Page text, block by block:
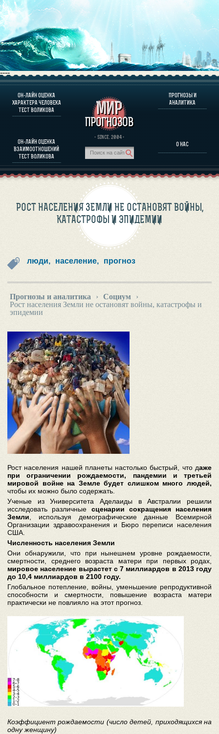
----
ОН-ЛАЙН ОЦЕНКА
ХАРАКТЕРА ЧЕЛОВЕКА
ТЕСТ ВОЛИКОВА
ОН-ЛАЙН ОЦЕНКА
ВЗАИМООТНОШЕНИЙ
ТЕСТ ВОЛИКОВА
· SINCE. 2004 ·
ПРОГНОЗЫ И
АНАЛИТИКА
О НАС
О ПРОГРАММЕ
ОЦЕНКА ХАРАКТЕРA ЧЕЛОВЕКА
ОЦЕНКА ХАРАКТЕРА ВЫДАЮЩИХСЯ ЛИЧНОСТЕЙ
О ПРОГРАММЕ
ПРОГНОЗЫ И АНАЛИТИКА
РОСТ НАСЕЛЕНИЯ ЗЕМЛИ НЕ ОСТАНОВЯТ ВОЙНЫ,
КАТАСТРОФЫ И ЭПИДЕМИИ
люди, население, прогноз
Прогнозы и аналитика › Социум
›
Рост населения Земли не остановят войны, катастрофы и
эпидемии
Рост населения нашей планеты настолько быстрый, что даже
при ограничении рождаемости, пандемии и третьей
мировой войне на Земле будет слишком много людей,
чтобы их можно было содержать.
Ученые из Университета Аделаиды в Австралии решили
исследовать различные сценарии сокращения населения
Земли , используя демографические данные Всемирной
Организации здравоохранения и Бюро переписи населения
США.
Численность населения Земли
Они обнаружили, что при нынешнем уровне рождаемости,
смертности, среднего возраста матери при первых родах,
мировое население вырастет с 7 миллиардов в 2013 году
до 10,4 миллиардов в 2100 году.
Глобальное потепление, войны, уменьшение репродуктивной
способности и смертности, повышение возраста матери
практически не повлияло на этот прогноз.
Коэффициент рождаемости (число детей, приходящихся на
одну женщину)